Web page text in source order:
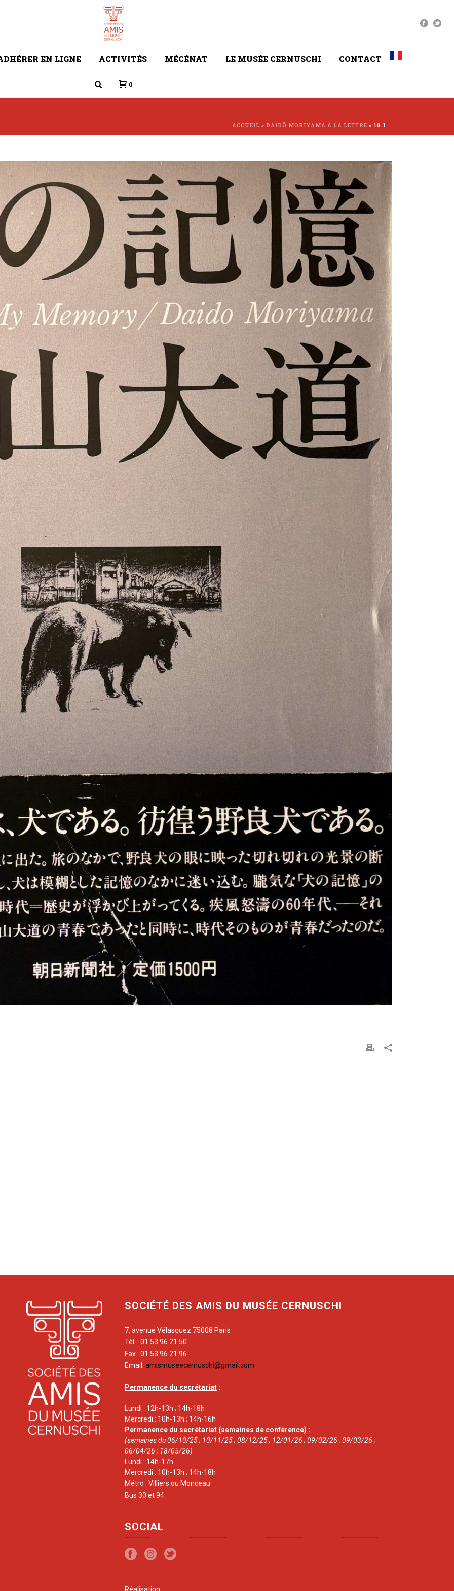
EN LIGNE ACTIVITÉS MÉCÉNAT LE MUSÉE CERNUSCHI CONTACT
0
ACCUEIL » DAIDÕ MORIYAMA À LA LETTRE » 10.1
SOCIÉTÉ DES AMIS DU MUSÉE CERNUSCHI
7, avenue Vélasquez 75008 Paris
Tél. : 01 53 96 21 50
Fax : 01 53 96 21 96
Email: amismuseecernuschi@gmail.com
Permanence du secrétariat :
Lundi : 12h-13h ; 14h-18h
Mercredi : 10h-13h ; 14h-16h
Permanence du secrétariat (semaines de conférence) :
(semaines du 06/10/25 ; 10/11/25 ; 08/12/25 ; 12/01/26 ; 09/02/26 ; 09/03/26 ;
06/04/26 ; 18/05/26)
Lundi : 14h-17h
Mercredi : 10h-13h ; 14h-18h
Métro : Villiers ou Monceau
Bus 30 et 94
SOCIAL
Réalisation